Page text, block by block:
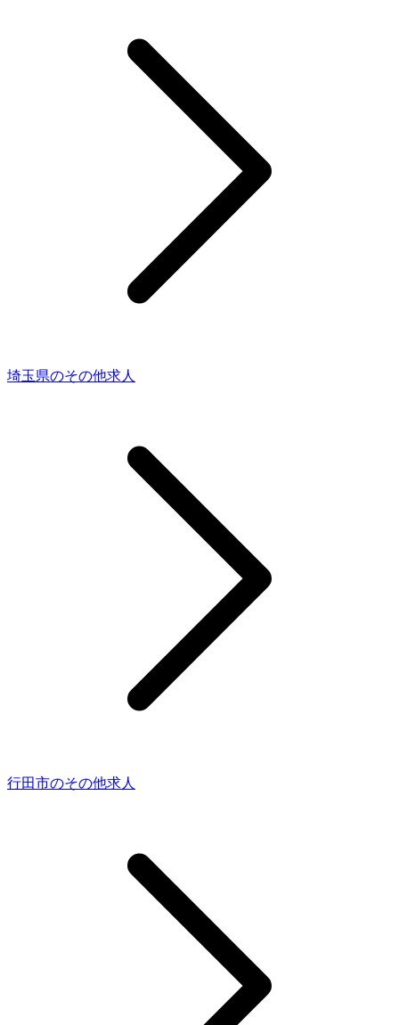
埼玉県のその他求人
行田市のその他求人